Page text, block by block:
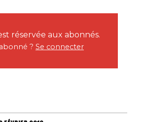
réservée aux abonnés.
? Se connecter